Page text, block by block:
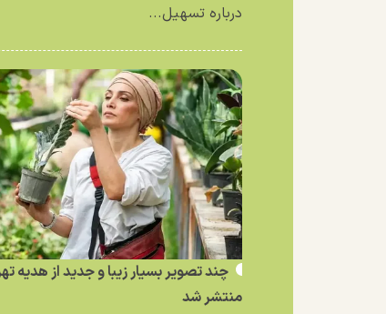
درباره تسهیل...
چند تصویر بسیار زیبا و جدید از هدیه
منتشر شد